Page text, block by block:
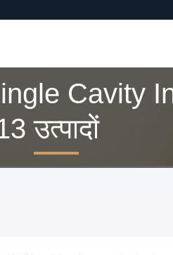
Cavity
उत्पादों